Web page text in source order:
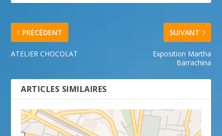
PRÉCÉDENT
ATELIER CHOCOLAT
SUIVANT
Exposition Martha
Barrachina
ARTICLES SIMILAIRES